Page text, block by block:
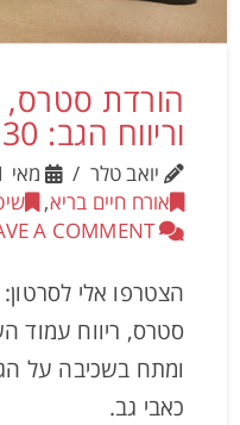
הורדת סטרס,
וריווח הגב: 30 דקות של שקט
יואב טלר
מאי 1, 2021
אורח חיים בריא,
LEAVE A COMMENT
סטרס, ריווח עמוד
ומתח בשכיבה על
כאבי גב.